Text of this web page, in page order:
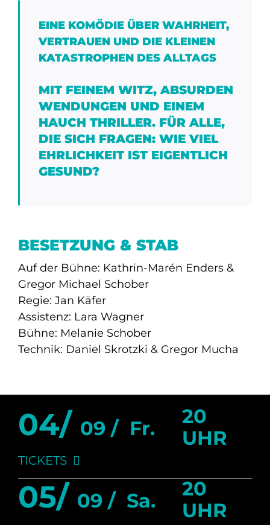
EINE KOMÖDIE ÜBER WAHRHEIT,
VERTRAUEN UND DIE KLEINEN
KATASTROPHEN DES ALLTAGS
MIT FEINEM WITZ, ABSURDEN
WENDUNGEN UND EINEM
HAUCH THRILLER. FÜR ALLE,
DIE SICH FRAGEN: WIE VIEL
EHRLICHKEIT IST EIGENTLICH
GESUND?
BESETZUNG & STAB
Auf der Bühne: Kathrin-Marén Enders &
Gregor Michael Schober
Regie: Jan Käfer
Assistenz: Lara Wagner
Bühne: Melanie Schober
Technik: Daniel Skrotzki & Gregor Mucha
04/ 09 / Fr.
20
UHR
TICKETS
05/ 09 / Sa.
20
UHR